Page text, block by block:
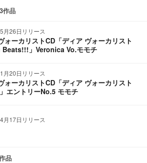
作品
月26日リリース
ォーカリストCD「ディア ヴォーカリスト
Beats!!!」Veronica Vo.モモチ
月20日リリース
ォーカリストCD「ディア ヴォーカリスト
エントリーNo.5 モモチ
月17日リリース
品